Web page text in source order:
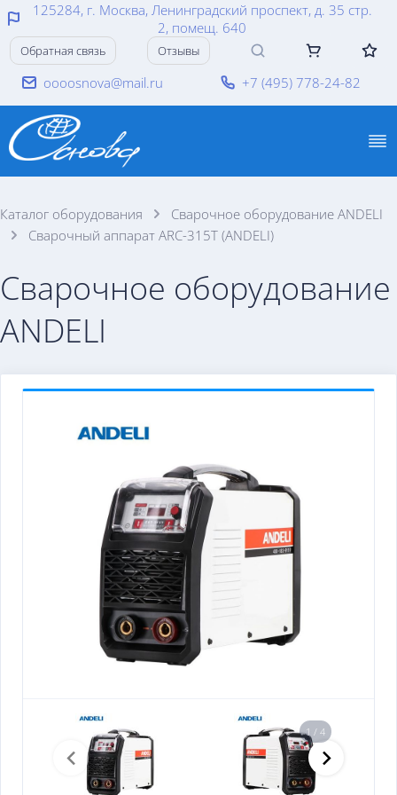
125284, г. Москва, Ленинградский проспект, д. 35 стр.
2, помещ. 640
oooosnova@mail.ru +7 (495) 778-24-82
Обратная связь Отзывы
Каталог оборудования
Сварочное оборудование ANDELI
Сварочный аппарат ARC-315T (ANDELI)
Сварочное оборудование
ANDELI
1 / 4